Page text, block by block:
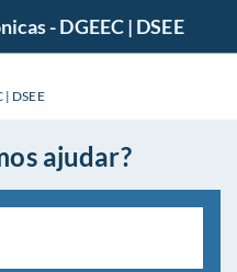
- DGEEC | DSEE
| DSEE
ajudar?